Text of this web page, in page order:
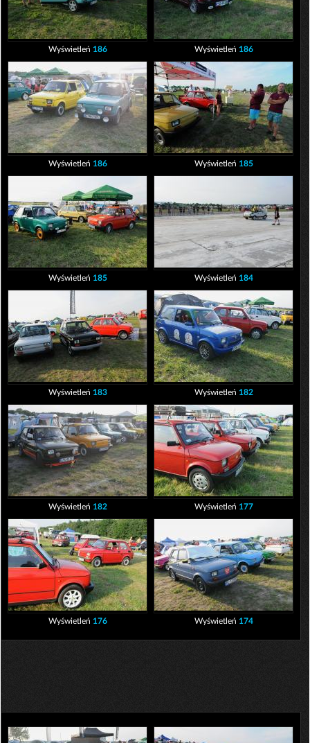
Wyświetleń 186 Wyświetleń 186
Wyświetleń 186 Wyświetleń 185
Wyświetleń 185 Wyświetleń 184
Wyświetleń 183 Wyświetleń 182
Wyświetleń 182 Wyświetleń 177
Wyświetleń 176 Wyświetleń 174